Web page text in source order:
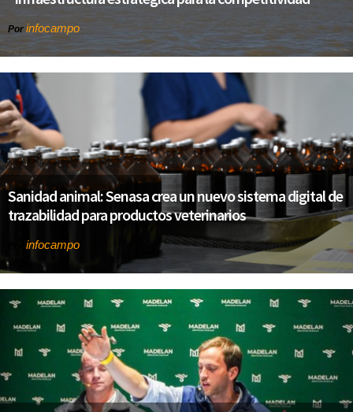
Por infocampo
Sanidad animal: Senasa crea un nuevo sistema digital de
trazabilidad para productos veterinarios
infocampo